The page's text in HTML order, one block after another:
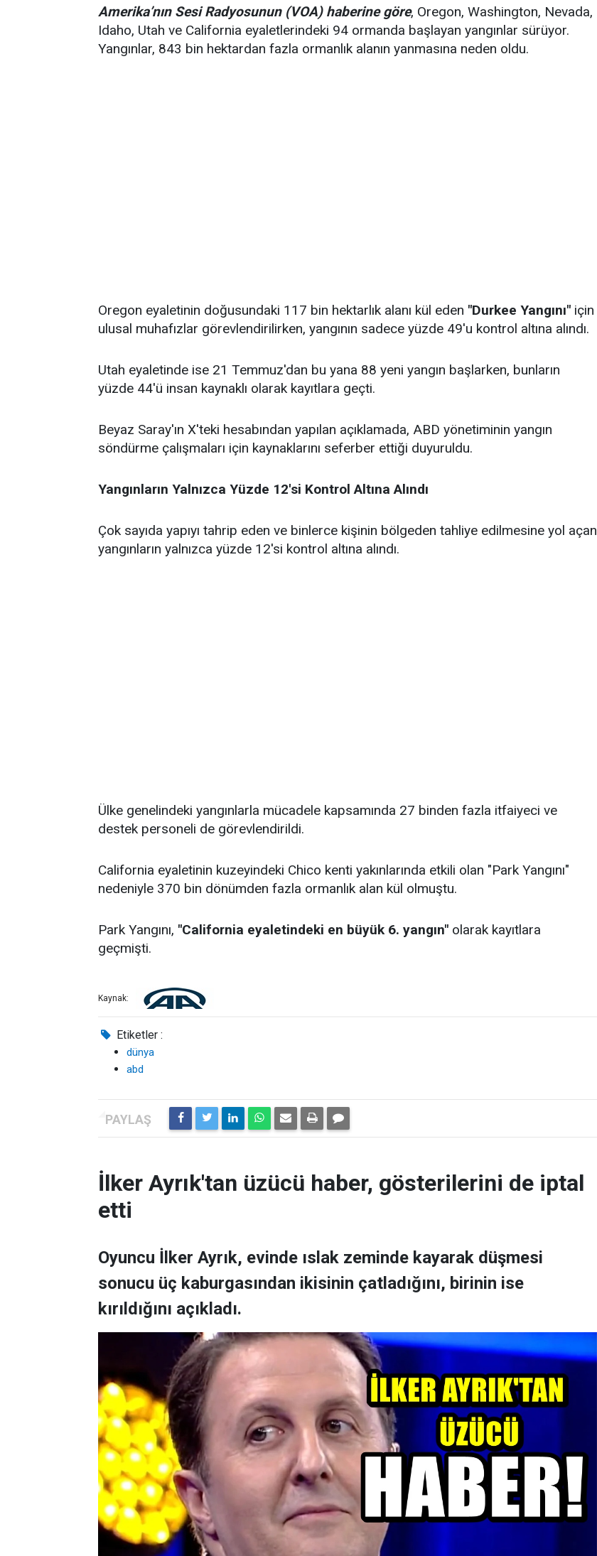
Amerika’nın Sesi Radyosunun (VOA) haberine göre, Oregon, Washington, Nevada,
Idaho, Utah ve California eyaletlerindeki 94 ormanda başlayan yangınlar sürüyor.
Yangınlar, 843 bin hektardan fazla ormanlık alanın yanmasına neden oldu.
Oregon eyaletinin doğusundaki 117 bin hektarlık alanı kül eden "Durkee Yangını" için
ulusal muhafızlar görevlendirilirken, yangının sadece yüzde 49'u kontrol altına alındı.
Utah eyaletinde ise 21 Temmuz'dan bu yana 88 yeni yangın başlarken, bunların
yüzde 44'ü insan kaynaklı olarak kayıtlara geçti.
Beyaz Saray'ın X'teki hesabından yapılan açıklamada, ABD yönetiminin yangın
söndürme çalışmaları için kaynaklarını seferber ettiği duyuruldu.
Yangınların Yalnızca Yüzde 12'si Kontrol Altına Alındı
Çok sayıda yapıyı tahrip eden ve binlerce kişinin bölgeden tahliye edilmesine yol açan
yangınların yalnızca yüzde 12'si kontrol altına alındı.
Ülke genelindeki yangınlarla mücadele kapsamında 27 binden fazla itfaiyeci ve
destek personeli de görevlendirildi.
California eyaletinin kuzeyindeki Chico kenti yakınlarında etkili olan "Park Yangını"
nedeniyle 370 bin dönümden fazla ormanlık alan kül olmuştu.
Park Yangını, "California eyaletindeki en büyük 6. yangın" olarak kayıtlara
geçmişti.
Kaynak:
Etiketler :
dünya
abd
İlker Ayrık'tan üzücü haber, gösterilerini de iptal
etti
Oyuncu İlker Ayrık, evinde ıslak zeminde kayarak düşmesi
sonucu üç kaburgasından ikisinin çatladığını, birinin ise
kırıldığını açıkladı.